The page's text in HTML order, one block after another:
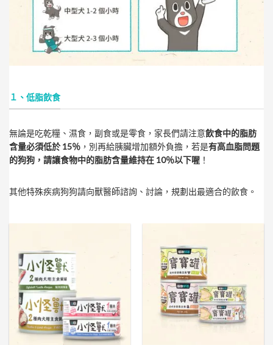
１、低脂飲食
無論是吃乾糧、濕食，副食或是零食，家長們請注意飲食中的脂肪
含量必須低於 15％ ，別再給胰臟增加額外負擔，若是有高血脂問題
的狗狗，請讓食物中的脂肪含量維持在 10％以下喔 ！
其他特殊疾病狗狗請向獸醫師諮詢、討論，規劃出最適合的飲食。